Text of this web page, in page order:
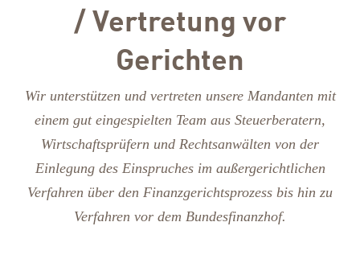
/ Vertretung vor
Gerichten
Wir unterstützen und vertreten unsere Mandanten mit
einem gut eingespielten Team aus Steuerberatern,
Wirtschaftsprüfern und Rechtsanwälten von der
Einlegung des Einspruches im außergerichtlichen
Verfahren über den Finanzgerichtsprozess bis hin zu
Verfahren vor dem Bundesfinanzhof.